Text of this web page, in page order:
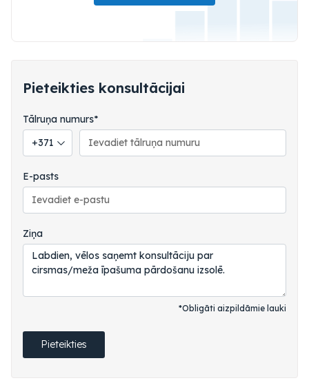
Pieteikties konsultācijai
Tālruņa numurs*
Tālruņa valsts kods
E-pasts
Ziņa
*Obligāti aizpildāmie lauki
Pieteikties